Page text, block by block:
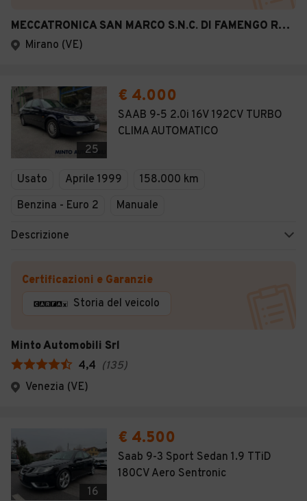
MECCATRONICA SAN MARCO S.N.C. DI FAMENGO RENZO & C.
Mirano (VE)
25
€ 4.000
SAAB 9-5 2.0i 16V 192CV TURBO
CLIMA AUTOMATICO
Usato Aprile 1999
158.000 km
Benzina - Euro 2
Manuale
Descrizione
Certificazioni e Garanzie
Storia del veicolo
Minto Automobili Srl
4,4 (135)
Venezia (VE)
16
€ 4.500
Saab 9-3 Sport Sedan 1.9 TTiD
180CV Aero Sentronic